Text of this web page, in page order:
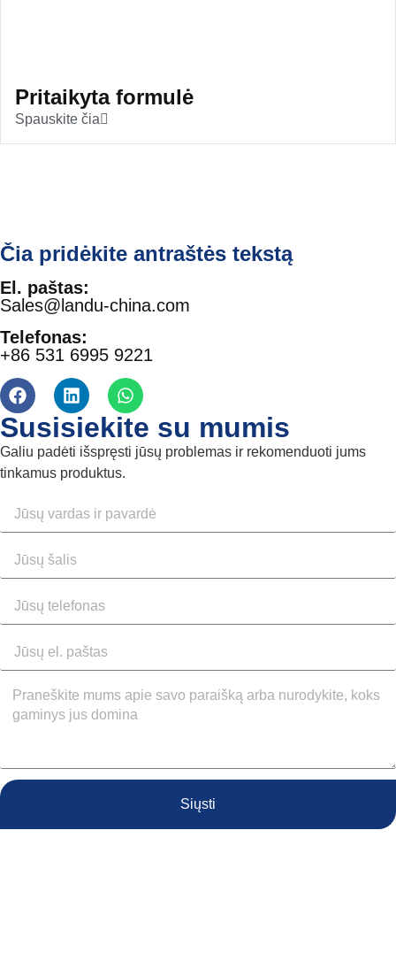
Pritaikyta formulė
Spauskite čia
Čia pridėkite antraštės tekstą
El. paštas:
Sales@landu-china.com
Telefonas:
+86 531 6995 9221
Susisiekite su mumis
Galiu padėti išspręsti jūsų problemas ir rekomenduoti jums
tinkamus produktus.
Siųsti